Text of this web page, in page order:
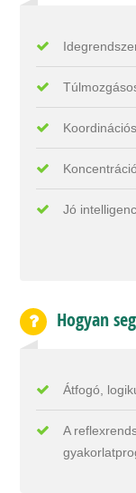
Jó
Hogyan
Átfogó,
A